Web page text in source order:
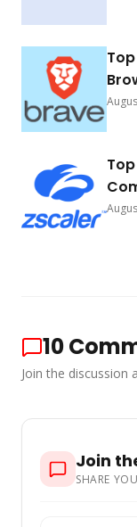
10
Join the discussion
Join
SHARE